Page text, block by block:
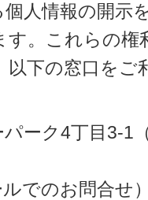
人情報の開示
。これらの権
下の窓口をご
ーク4丁目3-1
でのお問合せ